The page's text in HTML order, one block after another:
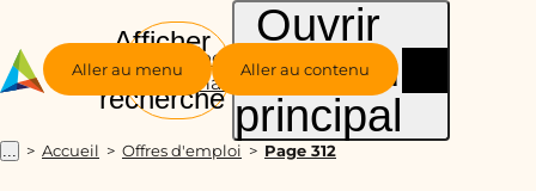
Aller au menu Aller au contenu
Groupe
Alternance
Afficher
la
recherche
Ouvrir
le menu
principal
... Accueil Offres d'emploi Page 312